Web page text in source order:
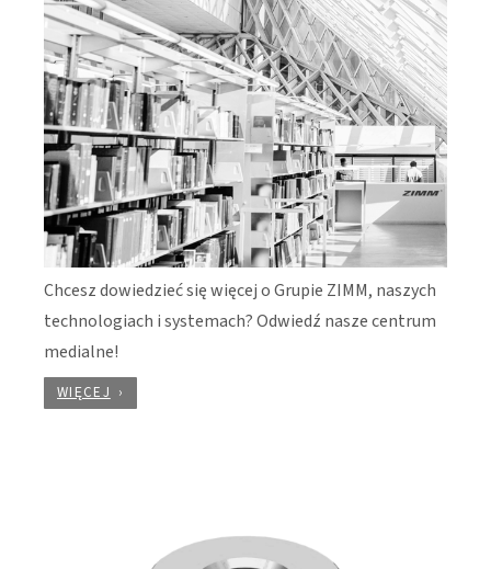
Chcesz dowiedzieć się więcej o Grupie ZIMM, naszych
technologiach i systemach? Odwiedź nasze centrum
medialne!
WIĘCEJ